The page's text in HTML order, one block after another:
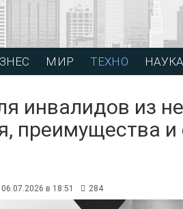
МИР ТЕХНО НАУКА
инвалидов из
преимущества и
06.07.2026 в 18:51 284